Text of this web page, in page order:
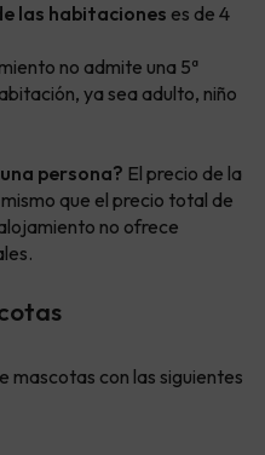
las habitaciones es de 4
no admite una 5ª
ya sea adulto, niño
persona? El precio de la
que el precio total de
no ofrece
mascotas con las siguientes